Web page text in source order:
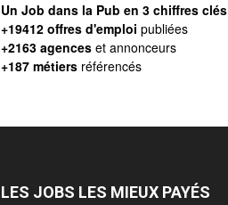
Un Job dans la Pub en 3 chiffres clés
+19412 offres d'emploi publiées
+2163 agences et annonceurs
+187 métiers référencés
LES JOBS LES MIEUX PAYÉS